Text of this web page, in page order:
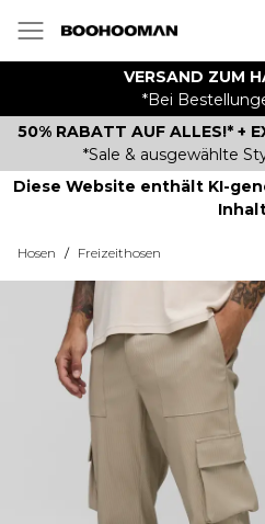
VERSAND ZUM
*Bei
50% RABATT AUF ALLES!* +
*Sale & ausgewählte
Diese Website enthält KI-
Hosen / Freizeithosen